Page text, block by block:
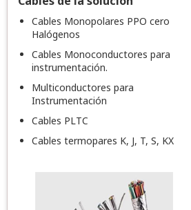
Cables Monopolares PPO cero
Halógenos
Cables Monoconductores para
instrumentación.
Multiconductores para
Instrumentación
Cables PLTC
Cables termopares K, J, T, S, KX